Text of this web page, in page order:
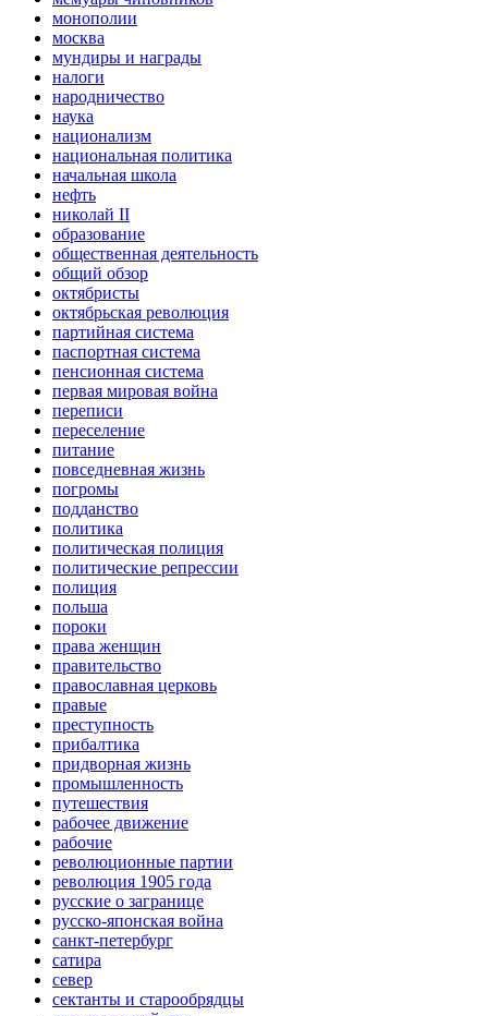
монополии
москва
мундиры и награды
налоги
народничество
наука
национализм
национальная политика
начальная школа
нефть
николай II
образование
общественная деятельность
общий обзор
октябристы
октябрьская революция
партийная система
паспортная система
пенсионная система
первая мировая война
переписи
переселение
питание
повседневная жизнь
погромы
подданство
политика
политическая полиция
политические репрессии
полиция
польша
пороки
права женщин
правительство
православная церковь
правые
преступность
прибалтика
придворная жизнь
промышленность
путешествия
рабочее движение
рабочие
революционные партии
революция 1905 года
русские о загранице
русско-японская война
санкт-петербург
сатира
север
сектанты и старообрядцы